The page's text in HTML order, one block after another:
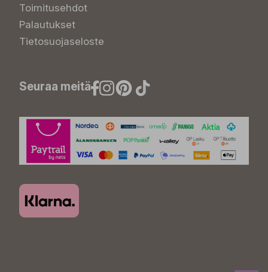
Toimitusehdot
Palautukset
Tietosuojaseloste
Seuraa meitä